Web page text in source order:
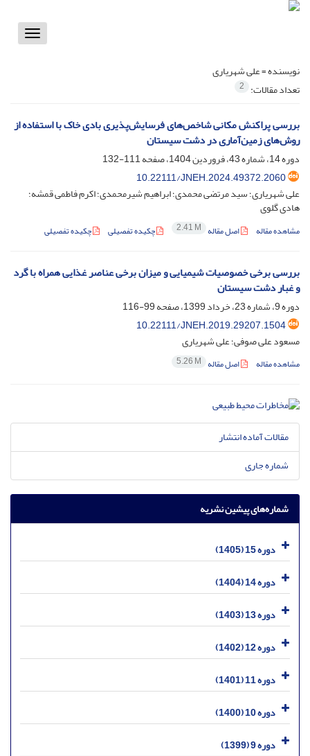
Toggle
نویسنده =علی شهریاری
تعداد مقالات: 2
بررسی پراکنش مکانی شاخص‌‌های فرسایش‌‌پذیری بادی خاک با استفاده از
روش‌‌‌‌های زمین‌‌آماری در دشت سیستان
دوره 14، شماره 43، فروردین 1404، صفحه
111-132
10.22111/JNEH.2024.49372.2060
علی شهریاری؛ سید مرتضی محمدی؛ ابراهیم شیرمحمدی؛ اکرم فاطمی قمشه؛
هادی گلوی
مشاهده مقاله اصل مقاله 2.41 M چکیده تفصیلی چکیده تفصیلی
بررسی برخی خصوصیات شیمیایی و میزان برخی عناصر غذایی همراه با گرد
و غبار دشت سیستان
دوره 9، شماره 23، خرداد 1399، صفحه
99-116
10.22111/JNEH.2019.29207.1504
مسعود علی صوفی؛ علی شهریاری
مشاهده مقاله اصل مقاله 5.26 M
مقالات آماده انتشار
شماره جاری
شماره‌های پیشین نشریه
دوره 15 (1405)
دوره 14 (1404)
دوره 13 (1403)
دوره 12 (1402)
دوره 11 (1401)
دوره 10 (1400)
دوره 9 (1399)